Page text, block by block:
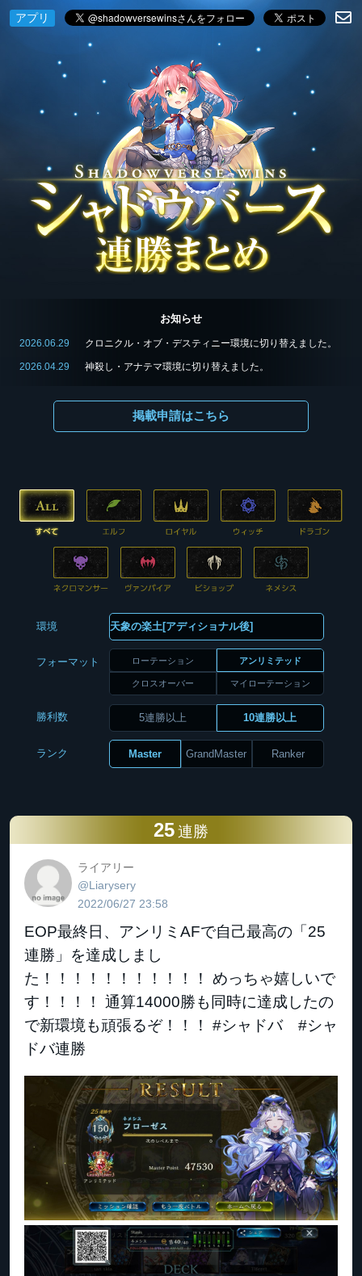
アプリ
お知らせ
2026.06.29 クロニクル・オブ・デスティニー環境に切り替えました。
2026.04.29 神殺し・アナテマ環境に切り替えました。
掲載申請はこちら
環境
フォーマット ローテーション アンリミテッド
クロスオーバー マイローテーション
勝利数 5連勝以上 10連勝以上
ランク Master GrandMaster Ranker
25 連勝
ライアリー
@Liarysery
2022/06/27 23:58
EOP最終日、アンリミAFで自己最高の「25
連勝」を達成しまし
た！！！！！！！！！！！ めっちゃ嬉しいで
す！！！！ 通算14000勝も同時に達成したの
で新環境も頑張るぞ！！！ #シャドバ #シャ
ドバ連勝